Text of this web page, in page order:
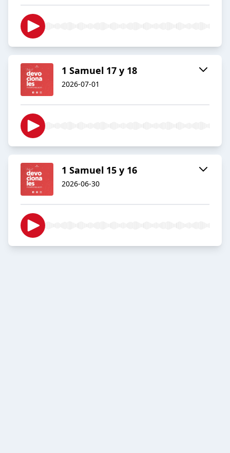
1 Samuel 17 y 18
2026-07-01
1 Samuel 15 y 16
2026-06-30